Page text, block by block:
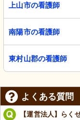
上山市の看護師
南陽市の看護師
東村山郡の看護師
よくある質問
【運営法人】らく